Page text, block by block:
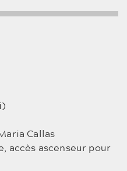
Callas
accès ascenseur pour